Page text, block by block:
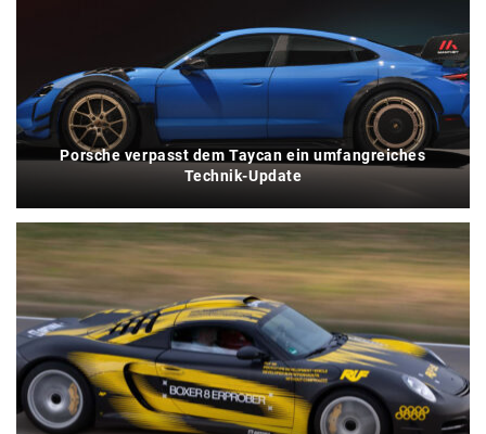
Porsche verpasst dem Taycan ein umfangreiches
Technik-Update